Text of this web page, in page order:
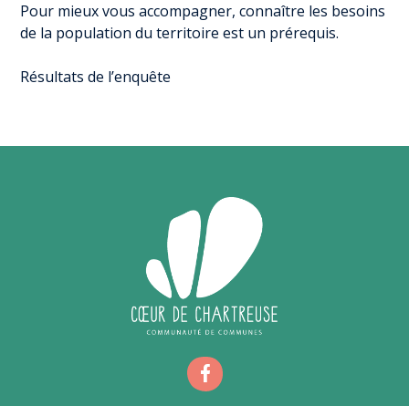
Pour mieux vous accompagner, connaître les besoins
de la population du territoire est un prérequis.
Résultats de l’enquête